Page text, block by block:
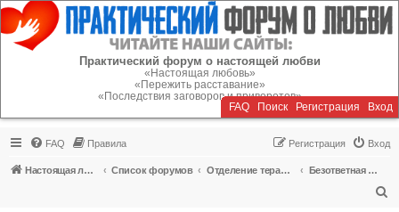
Регистрация
Практический форум о настоящей любви
«Настоящая любовь»
«Пережить расставание»
«Последствия заговоров и приворотов»
FAQ Поиск Регистрация Вход
FAQ Правила Вход
Регистрация
Настоящая любовь Список форумов Отделение терапии
Безответная любовь, одиночество